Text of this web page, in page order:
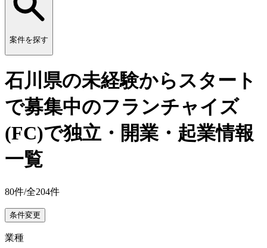
案件を探す
石川県の未経験からスタート
で募集中のフランチャイズ
(FC)で独立・開業・起業情報
一覧
80件/全204件
条件変更
業種